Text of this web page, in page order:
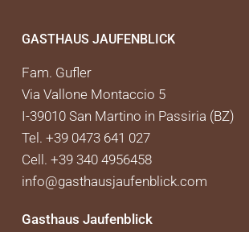
GASTHAUS JAUFENBLICK
Fam. Gufler
Via Vallone Montaccio 5
I-39010 San Martino in Passiria (BZ)
Tel. +39 0473 641 027
Cell. +39 340 4956458
info@gasthausjaufenblick.com
Gasthaus Jaufenblick